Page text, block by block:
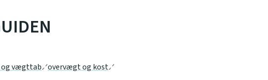
vægttab overvægt og kost